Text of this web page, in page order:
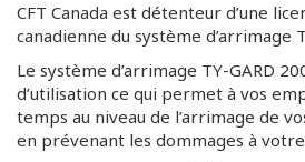
CFT Canada est détenteur d’une
canadienne du système d’arrimage
Le système d’arrimage TY-GARD
d’utilisation ce qui permet à vos
temps au niveau de l’arrimage de
en prévenant les dommages à